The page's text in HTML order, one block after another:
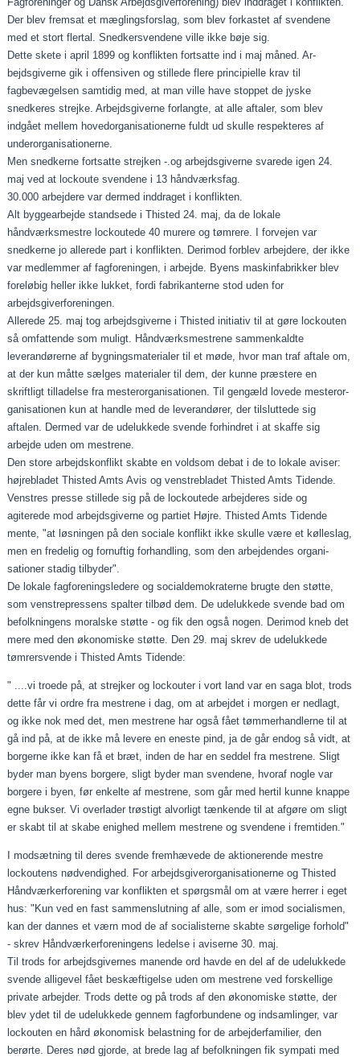
Der blev fremsat et mæg­lingsforslag, som blev forkastet af svendene
med et stort flertal. Snedkersvendene ville ikke bøje sig.
Dette skete i april 1899 og konflikten fortsatte ind i maj måned. Ar­
bejdsgiverne gik i offensiven og stillede flere principielle krav til
fagbevægelsen samtidig med, at man ville have stop­pet de jyske
snedkeres strejke. Arbejdsgiverne forlangte, at alle aftaler, som blev
indgået mellem hovedorganisationerne fuldt ud skulle respekteres af
underorganisationerne.
Men snedkerne fortsatte strejken ‑.og arbejdsgiverne svarede igen 24.
maj ved at lockoute svendene i 13 håndværks­fag.
30.000 arbejdere var dermed inddraget i konflikten.
Alt byggearbejde standsede i Thisted 24. maj, da de loka­le
håndværksmestre lockoutede 40 murere og tømrere. I for­vejen var
snedkerne jo allerede part i konflikten. Derimod forblev arbejdere, der ikke
var medlemmer af fagforenin­gen, i arbejde. Byens maskinfabrikker blev
foreløbig heller ik­ke lukket, fordi fabrikanterne stod uden for
arbejdsgiverfor­eningen.
Allerede 25. maj tog arbejdsgiverne i Thisted initiativ til at gøre lockouten
så omfattende som muligt. Håndværks­mestrene sammenkaldte
leverandørerne af bygningsmaterialer til et møde, hvor man traf aftale om,
at der kun måtte sæl­ges materialer til dem, der kunne præstere en
skriftligt til­ladelse fra mesterorganisationen. Til gengæld lovede mesteror­
ganisationen kun at handle med de leverandører, der tilslut­tede sig
aftalen. Dermed var de udelukkede svende forhindret i at skaffe sig
arbejde uden om mestrene.
Den store arbejdskonflikt skabte en voldsom debat i de to lo­kale aviser:
højrebladet Thisted Amts Avis og venstrebladet Thisted Amts Tidende.
Venstres presse stillede sig på de lock­outede arbejderes side og
agiterede mod arbejdsgiverne og partiet Højre. Thisted Amts Tidende
mente, "at løsningen på den sociale konflikt ikke skulle være et kølleslag,
men en fredelig og fornuftig forhandling, som den arbejdendes organi­
sationer stadig tilbyder".
De lokale fagforeningsledere og socialdemokraterne brugte den støtte,
som venstrepressens spalter tilbød dem. De udelukkede svende bad om
befolkningens moralske støtte ‑ og fik den også nogen. Derimod kneb det
mere med den økonomiske støtte. Den 29. maj skrev de udelukkede
tømrersvende i Thi­sted Amts Tidende:
" ....vi troede på, at strejker og lockouter i vort land var en saga blot, trods
dette får vi ordre fra mestrene i dag, om at arbejdet i morgen er nedlagt,
og ikke nok med det, men mestrene har også fået tømmerhandlerne til at
gå ind på, at de ikke må levere en eneste pind, ja de går endog så vidt, at
borgerne ikke kan få et bræt, inden de har en seddel fra mestrene. Sligt
byder man byens borgere, sligt byder man svendene, hvoraf nogle var
borgere i byen, før enkelte af mestrene, som går med hertil kunne knappe
egne bukser. Vi overlader trøstigt alvorligt tænkende til at afgøre om sligt
er skabt til at skabe enighed mellem mestrene og svendene i fremtiden."
I modsætning til deres svende fremhævede de aktionerende mestre
lockoutens nødvendighed. For arbejdsgiverorganisa­tionerne og Thisted
Håndværkerforening var konflikten et spørgsmål om at være herrer i eget
hus: "Kun ved en fast sammenslutning af alle, som er imod socialismen,
kan der dannes et værn mod de af socialisterne skabte sørgelige for­hold"
‑ skrev Håndværkerforeningens ledelse i aviserne 30. maj.
Til trods for arbejdsgivernes manende ord havde en del af de udelukkede
svende alligevel fået beskæftigelse uden om mestrene ved forskellige
private arbejder. Trods dette og på trods af den økonomiske støtte, der
blev ydet til de udeluk­kede gennem fagforbundene og indsamlinger, var
lockouten en hård økonomisk belastning for de arbejderfamilier, den
berørte. Deres nød gjorde, at brede lag af befolkningen fik sympati med